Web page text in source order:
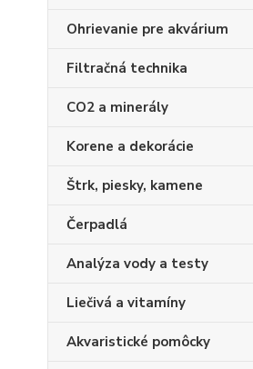
Ohrievanie pre akvárium
Filtračná technika
CO2 a minerály
Korene a dekorácie
Štrk, piesky, kamene
Čerpadlá
Analýza vody a testy
Liečivá a vitamíny
Akvaristické pomôcky